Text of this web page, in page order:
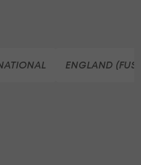
ENGLAND